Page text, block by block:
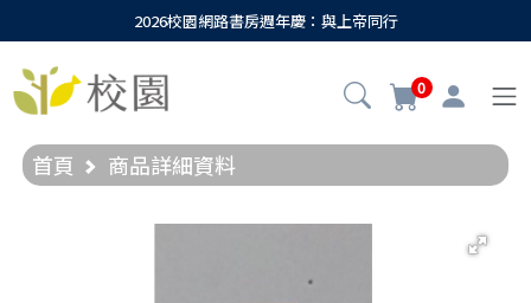
2026校園網路書房週年慶：與上帝同行
0
首頁 商品詳細資料